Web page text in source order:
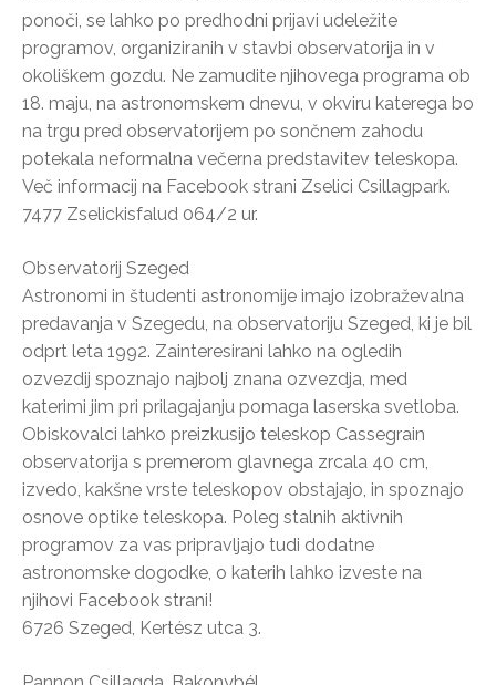
ponoči, se lahko po predhodni prijavi udeležite
programov, organiziranih v stavbi observatorija in v
okoliškem gozdu. Ne zamudite njihovega programa ob
18. maju, na astronomskem dnevu, v okviru katerega bo
na trgu pred observatorijem po sončnem zahodu
potekala neformalna večerna predstavitev teleskopa.
Več informacij na Facebook strani Zselici Csillagpark.
7477 Zselickisfalud 064/2 ur.
Observatorij Szeged
Astronomi in študenti astronomije imajo izobraževalna
predavanja v Szegedu, na observatoriju Szeged, ki je bil
odprt leta 1992. Zainteresirani lahko na ogledih
ozvezdij spoznajo najbolj znana ozvezdja, med
katerimi jim pri prilagajanju pomaga laserska svetloba.
Obiskovalci lahko preizkusijo teleskop Cassegrain
observatorija s premerom glavnega zrcala 40 cm,
izvedo, kakšne vrste teleskopov obstajajo, in spoznajo
osnove optike teleskopa. Poleg stalnih aktivnih
programov za vas pripravljajo tudi dodatne
astronomske dogodke, o katerih lahko izveste na
njihovi Facebook strani!
6726 Szeged, Kertész utca 3.